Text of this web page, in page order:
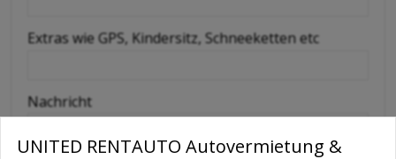
Extras wie GPS, Kindersitz, Schneeketten etc
Nachricht
UNITED RENTAUTO Autovermietung &